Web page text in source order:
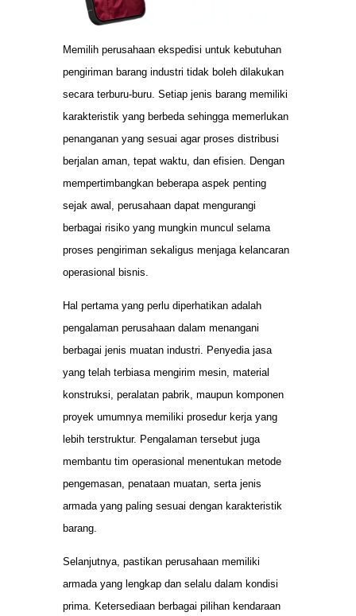
Memilih perusahaan ekspedisi untuk kebutuhan
pengiriman barang industri tidak boleh dilakukan
secara terburu-buru. Setiap jenis barang memiliki
karakteristik yang berbeda sehingga memerlukan
penanganan yang sesuai agar proses distribusi
berjalan aman, tepat waktu, dan efisien. Dengan
mempertimbangkan beberapa aspek penting
sejak awal, perusahaan dapat mengurangi
berbagai risiko yang mungkin muncul selama
proses pengiriman sekaligus menjaga kelancaran
operasional bisnis.
Hal pertama yang perlu diperhatikan adalah
pengalaman perusahaan dalam menangani
berbagai jenis muatan industri. Penyedia jasa
yang telah terbiasa mengirim mesin, material
konstruksi, peralatan pabrik, maupun komponen
proyek umumnya memiliki prosedur kerja yang
lebih terstruktur. Pengalaman tersebut juga
membantu tim operasional menentukan metode
pengemasan, penataan muatan, serta jenis
armada yang paling sesuai dengan karakteristik
barang.
Selanjutnya, pastikan perusahaan memiliki
armada yang lengkap dan selalu dalam kondisi
prima. Ketersediaan berbagai pilihan kendaraan